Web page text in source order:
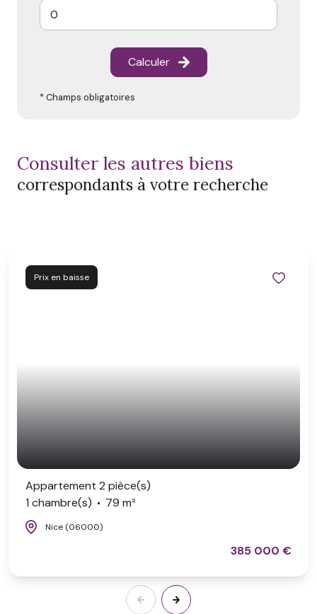
Calculer
* Champs obligatoires
consulter les autres biens
correspondants à votre recherche
Prix en baisse
Appartement 2 pièce(s)
1 chambre(s)
79 m²
Nice (06000)
385 000 €